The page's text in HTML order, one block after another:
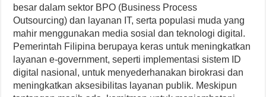
besar dalam sektor BPO (Business Process
Outsourcing) dan layanan IT, serta populasi muda yang
mahir menggunakan media sosial dan teknologi digital.
Pemerintah Filipina berupaya keras untuk meningkatkan
layanan e-government, seperti implementasi sistem ID
digital nasional, untuk menyederhanakan birokrasi dan
meningkatkan aksesibilitas layanan publik. Meskipun